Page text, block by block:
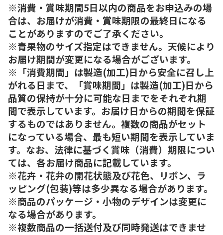
※消費・賞味期間5日以内の商品をお申込みの場
合は、お届けが消費・賞味期限の最終日になる
ことがありますのでご了承ください。
※青果物のサイズ指定はできません。天候により
お届け期間が変更になる場合がございます。
※「消費期間」は製造(加工)日から安全に召し上
がれる日まで、「賞味期間」は製造(加工)日から
品質の保持が十分に可能な日までをそれぞれ期
間で表示しています。お届け日からの期間を保証
するものではありません。複数の商品がセット
になっている場合、最も短い期間を表示していま
す。なお、法律に基づく賞味（消費）期限につい
ては、各お届け商品に記載しています。
※花卉・花弁の開花状態及び花色、リボン、ラ
ッピング(包装)等は多少異なる場合があります。
※商品のパッケージ・小物のデザインは変更に
なる場合があります。
※複数商品の一括送付及び同時発送はできませ